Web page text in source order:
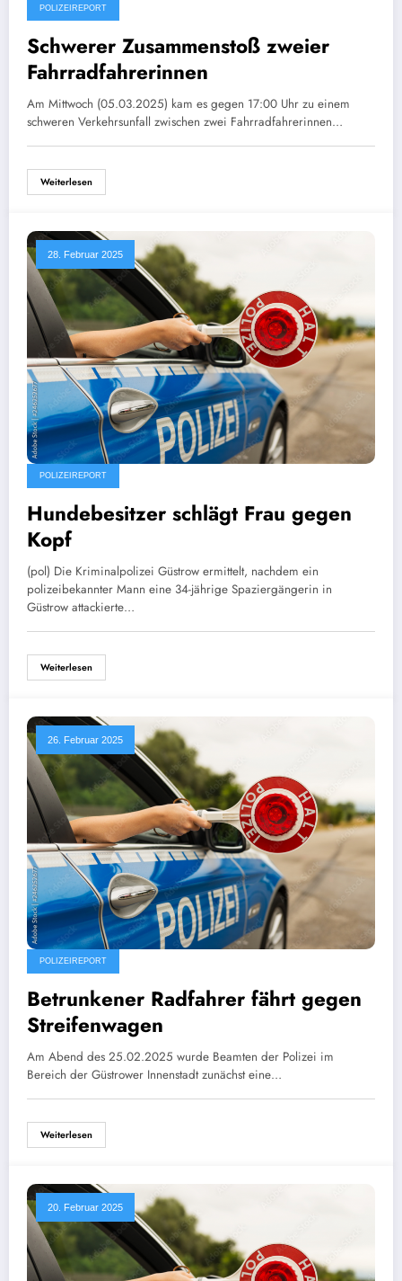
POLIZEIREPORT
Schwerer Zusammenstoß zweier
Fahrradfahrerinnen
Am Mittwoch (05.03.2025) kam es gegen 17:00 Uhr zu einem
schweren Verkehrsunfall zwischen zwei Fahrradfahrerinnen…
Weiterlesen
28. Februar 2025
POLIZEIREPORT
Hundebesitzer schlägt Frau gegen
Kopf
(pol) Die Kriminalpolizei Güstrow ermittelt, nachdem ein
polizeibekannter Mann eine 34-jährige Spaziergängerin in
Güstrow attackierte…
Weiterlesen
26. Februar 2025
POLIZEIREPORT
Betrunkener Radfahrer fährt gegen
Streifenwagen
Am Abend des 25.02.2025 wurde Beamten der Polizei im
Bereich der Güstrower Innenstadt zunächst eine…
Weiterlesen
20. Februar 2025